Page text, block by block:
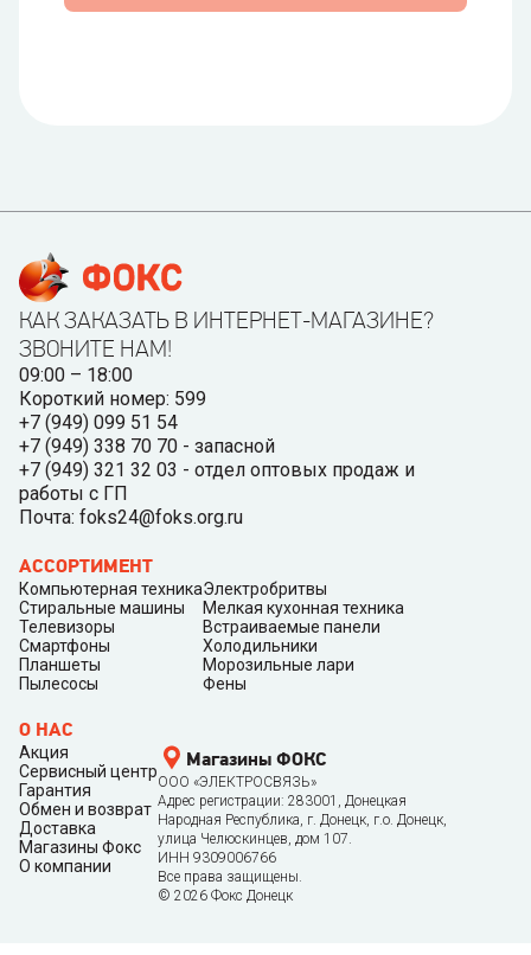
КАК ЗАКАЗАТЬ В ИНТЕРНЕТ-МАГАЗИНЕ?
ЗВОНИТЕ НАМ!
09:00 – 18:00
Короткий номер: 599
+7 (949) 099 51 54
+7 (949) 338 70 70 - запасной
+7 (949) 321 32 03 - отдел оптовых продаж и
работы с ГП
Почта: foks24@foks.org.ru
АССОРТИМЕНТ
Компьютерная техника
Стиральные машины
Телевизоры
Смартфоны
Планшеты
Пылесосы
Электробритвы
Мелкая кухонная техника
Встраиваемые панели
Холодильники
Морозильные лари
Фены
О НАС
Акция
Сервисный центр
Гарантия
Обмен и возврат
Доставка
Магазины Фокс
О компании
Магазины ФОКС
ООО «ЭЛЕКТРОСВЯЗЬ»
Адрес регистрации: 283001, Донецкая
Народная Республика, г. Донецк, г.о. Донецк,
улица Челюскинцев, дом 107.
ИНН 9309006766
Все права защищены.
© 2026 Фокс Донецк